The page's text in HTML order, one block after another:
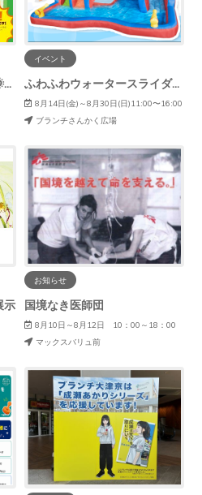
🌞夏休みわくわく体験教室🌞～ヘチマっこ探偵団２～
イベント
ふわふわウォータースライダー✨
8月14日(金)～8月30日(日)11:00〜16:00
ブランチさんかく広場
示
お知らせ
国境なき医師団
8月10日～8月12日 10：00～18：00
マックスバリュ前